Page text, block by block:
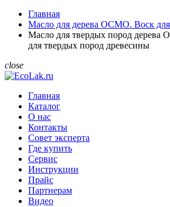
Главная
Масло для дерева ОСМО. Воск
Масло для твердых пород
для твердых пород древесины
close
Главная
Каталог
О нас
Контакты
Совет эксперта
Где купить
Сервис
Инструкции
Прайс
Партнерам
Видео